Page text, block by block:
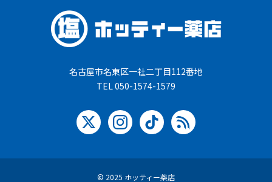
名古屋市名東区一社二丁目112番地
TEL 050-1574-1579
© 2025 ホッティー薬店